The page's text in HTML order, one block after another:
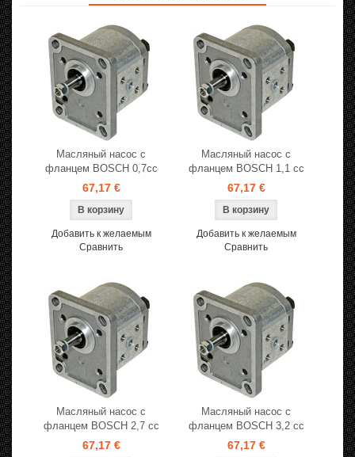
Масляный насос с
фланцем BOSCH 0,7cc
67,17 €
Добавить к желаемым
Сравнить
Масляный насос с
фланцем BOSCH 1,1 cc
67,17 €
Добавить к желаемым
Сравнить
Масляный насос с
фланцем BOSCH 2,7 cc
67,17 €
Масляный насос с
фланцем BOSCH 3,2 cc
67,17 €